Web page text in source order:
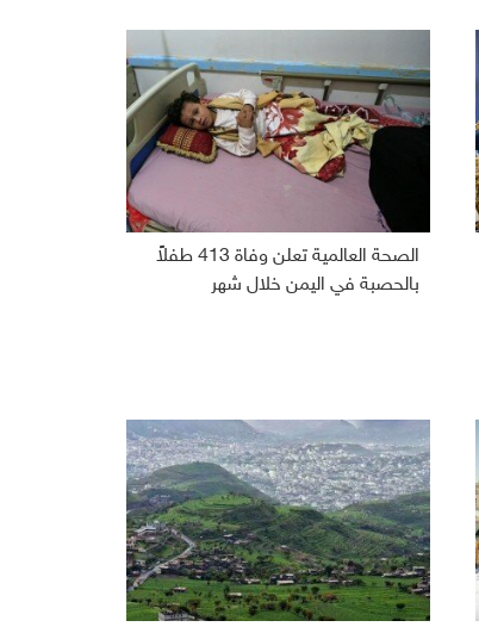
الصحة العالمية تعلن وفاة 413 طفلاً
بالحصبة في اليمن خلال شهر